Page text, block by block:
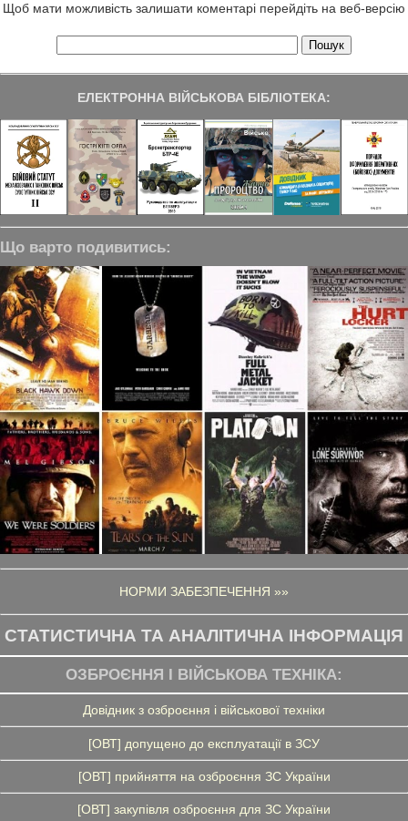
Щоб мати можливість залишати коментарі перейдіть на веб-версію
ЕЛЕКТРОННА ВІЙСЬКОВА БІБЛІОТЕКА:
Що варто подивитись:
НОРМИ ЗАБЕЗПЕЧЕННЯ »»
СТАТИСТИЧНА ТА АНАЛІТИЧНА ІНФОРМАЦІЯ
ОЗБРОЄННЯ І ВІЙСЬКОВА ТЕХНІКА:
Довідник з озброєння і військової техніки
[ОВТ] допущено до експлуатації в ЗСУ
[ОВТ] прийняття на озброєння ЗС України
[ОВТ] закупівля озброєння для ЗС України